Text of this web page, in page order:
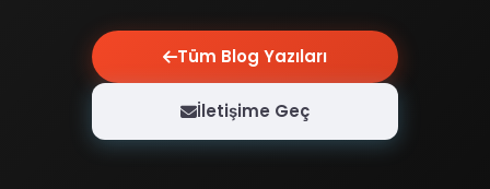
Tüm Blog Yazıları
İletişime Geç